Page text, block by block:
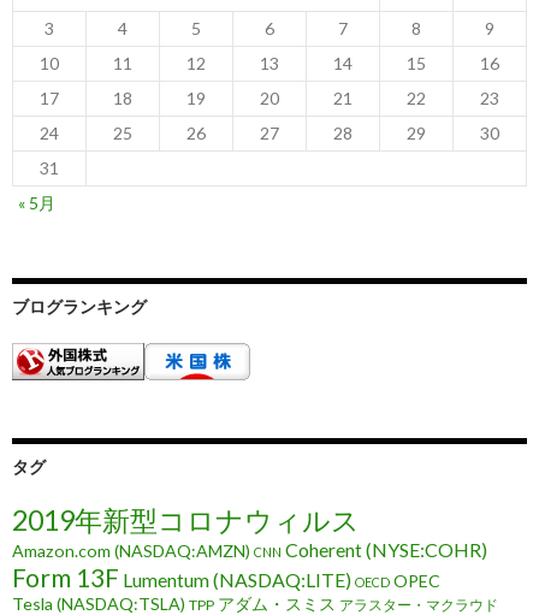
3
4 5 6 7 8
9
10
11 12 13 14 15
16
17
18 19 20 21 22
23
24
25 26 27 28 29
30
31
« 5月
ブログランキング
タグ
2019年新型コロナウィルス
Amazon.com (NASDAQ:AMZN) CNN Coherent (NYSE:COHR)
Form 13F Lumentum (NASDAQ:LITE) OECD OPEC
Tesla (NASDAQ:TSLA) TPP アダム・スミス アラスター・マクラウド